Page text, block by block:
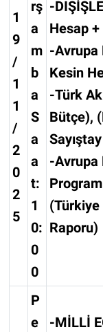
1
9
/
1
1
/
2
0
2
5
rş
a
m
b
a
S
a
a
t:
1
0:
0
0
-
Hesap +
-Avrupa
Kesin
-Türk
Bütçe),
-Avrupa
(Türkiye
Raporu)
P
e
-MİLLİ